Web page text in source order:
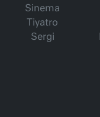
Sinema
Tiyatro
Sergi